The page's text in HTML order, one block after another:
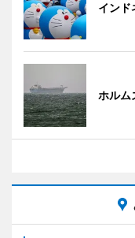
イン
ホルム